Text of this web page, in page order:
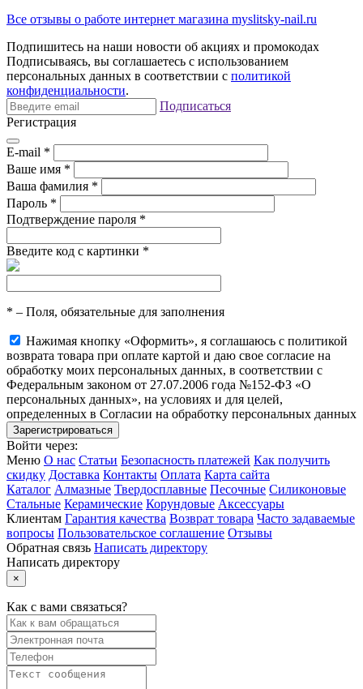
Все отзывы о работе интернет магазина myslitsky-nail.ru
Подпишитесь на наши новости об акциях и промокодах
Подписываясь, вы соглашаетесь с использованием
персональных данных в соответствии с политикой
конфиденциальности.
Подписаться
Регистрация
E-mail *
Ваше имя *
Ваша фамилия *
Пароль *
Подтверждение пароля *
Введите код с картинки *
* – Поля, обязательные для заполнения
Нажимая кнопку «Оформить», я соглашаюсь с политикой
возврата товара при оплате картой и даю свое согласие на
обработку моих персональных данных, в соответствии с
Федеральным законом от 27.07.2006 года №152-ФЗ «О
персональных данных», на условиях и для целей,
определенных в Согласии на обработку персональных данных
Войти через:
Меню О нас Статьи Безопасность платежей Как получить
скидку Доставка Контакты Оплата Карта сайта
Каталог Алмазные Твердосплавные Песочные Силиконовые
Стальные Керамические Корундовые Аксессуары
Клиентам Гарантия качества Возврат товара Часто задаваемые
вопросы Пользовательское соглашение Отзывы
Обратная связь Написать директору
Написать директору
×
Как с вами связаться?